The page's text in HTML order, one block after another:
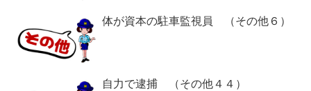
体が資本の駐車監視員 （その他６）
自力で逮捕 （その他４４）